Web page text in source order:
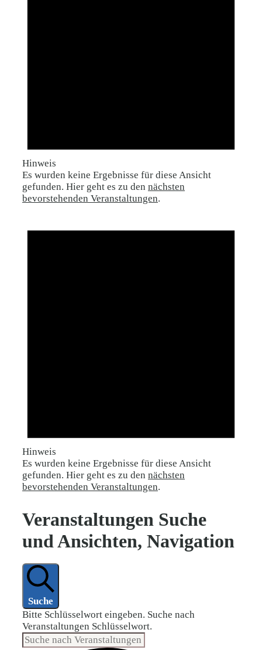
Hinweis
Es wurden keine Ergebnisse für diese Ansicht
gefunden. Hier geht es zu den nächsten
bevorstehenden Veranstaltungen.
Hinweis
Es wurden keine Ergebnisse für diese Ansicht
gefunden. Hier geht es zu den nächsten
bevorstehenden Veranstaltungen.
Veranstaltungen Suche
und Ansichten, Navigation
Suche
Bitte Schlüsselwort eingeben. Suche nach
Veranstaltungen Schlüsselwort.